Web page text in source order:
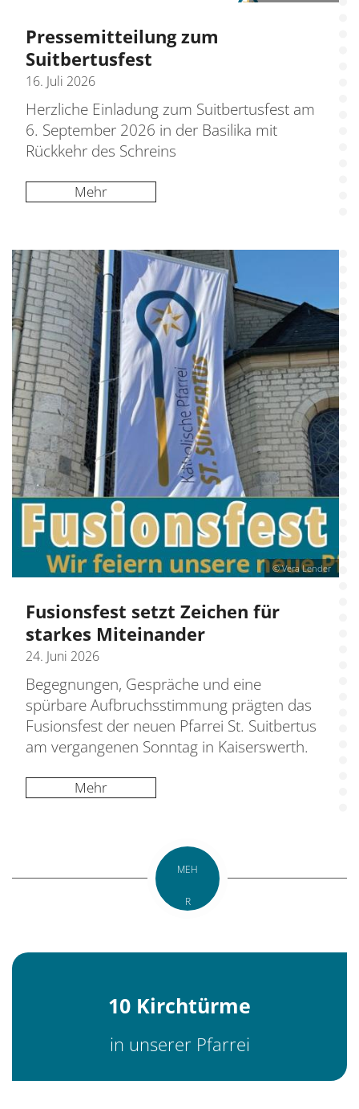
Pressemitteilung zum
Suitbertusfest
16. Juli 2026
Herzliche Einladung zum Suitbertusfest am
6. September 2026 in der Basilika mit
Rückkehr des Schreins
Mehr
© Vera Lender
Fusionsfest setzt Zeichen für
starkes Miteinander
24. Juni 2026
Begegnungen, Gespräche und eine
spürbare Aufbruchsstimmung prägten das
Fusionsfest der neuen Pfarrei St. Suitbertus
am vergangenen Sonntag in Kaiserswerth.
Mehr
MEH
R
10 Kirchtürme
in unserer Pfarrei